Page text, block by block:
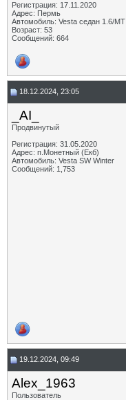
Регистрация: 17.11.2020
Адрес: Пермь
Автомобиль: Vesta седан 1.6/МТ
Возраст: 53
Сообщений: 664
18.12.2024, 23:05
_AI_
Продвинутый
Регистрация: 31.05.2020
Адрес: п.Монетный (Екб)
Автомобиль: Vesta SW Winter
Сообщений: 1,753
19.12.2024, 09:49
Alex_1963
Пользователь